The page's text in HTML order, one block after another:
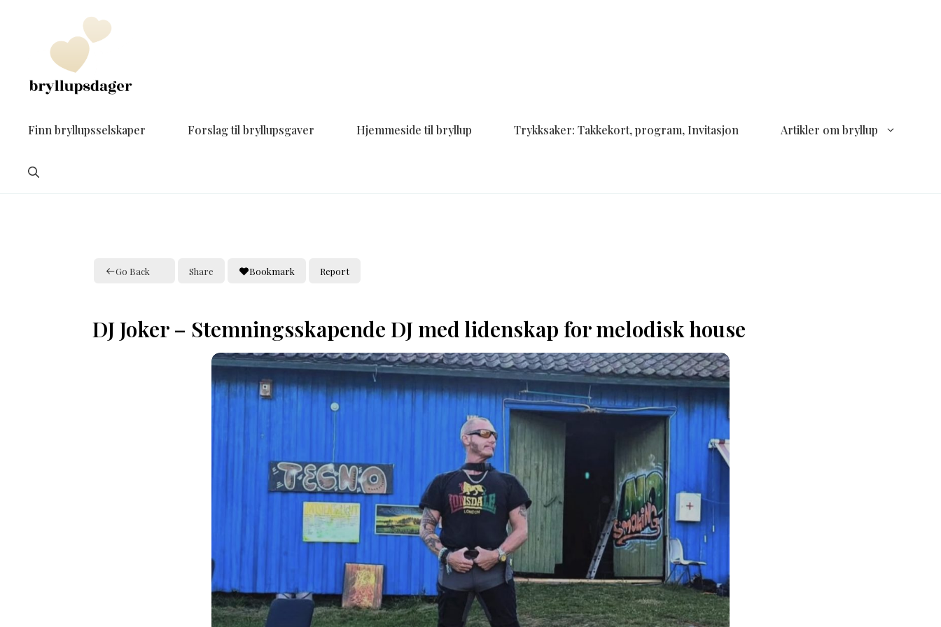
Finn bryllupsselskaper Forslag til bryllupsgaver Hjemmeside til bryllup Trykksaker: Takkekort, program, Invitasjon Artikler om bryllup
Go Back Share Bookmark Report
DJ Joker – Stemningsskapende DJ med lidenskap for melodisk house